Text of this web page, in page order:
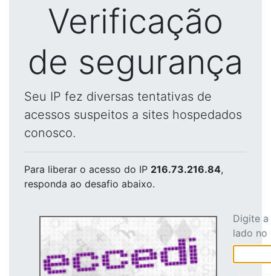
Verificação
de segurança
Seu IP fez diversas tentativas de
acessos suspeitos a sites hospedados
conosco.
Para liberar o acesso do IP 216.73.216.84,
responda ao desafio abaixo.
Digite
lado no